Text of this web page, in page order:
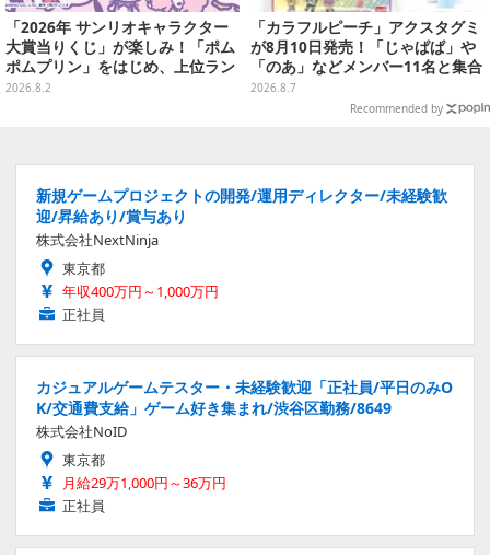
「2026年 サンリオキャラクター
大賞当りくじ」が楽しみ！「ポム
ポムプリン」をはじめ、上位ラン
クインが登場するスペシャル企画
2026.8.2
「カラフルピーチ」アクスタグミ
が8月10日発売！「じゃぱぱ」や
「のあ」などメンバー11名と集合
デザイン全15種、ボールチェーン
付きでアクセサリーにも
2026.8.7
Recommended by
新規ゲームプロジェクトの開発/運用ディレクター/未経験歓
迎/昇給あり/賞与あり
株式会社NextNinja
東京都
年収400万円～1,000万円
正社員
カジュアルゲームテスター・未経験歓迎「正社員/平日のみO
K/交通費支給」ゲーム好き集まれ/渋谷区勤務/8649
株式会社NoID
東京都
月給29万1,000円～36万円
正社員